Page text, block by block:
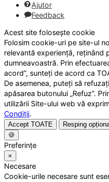
Ajutor
Feedback
Acest site folosește cookie
Folosim cookie-uri pe site-ul
relevantă experiență, reținând
dumneavoastră. Prin
acord”, sunteți de acord ca
De asemenea, puteți să
apăsarea butonului „Refuz”.
utilizării Site-ului web vă
Condiții.
Accept TOATE Resping
🍪
Preferințe
×
Necesare
Cookie-urile necesare sunt